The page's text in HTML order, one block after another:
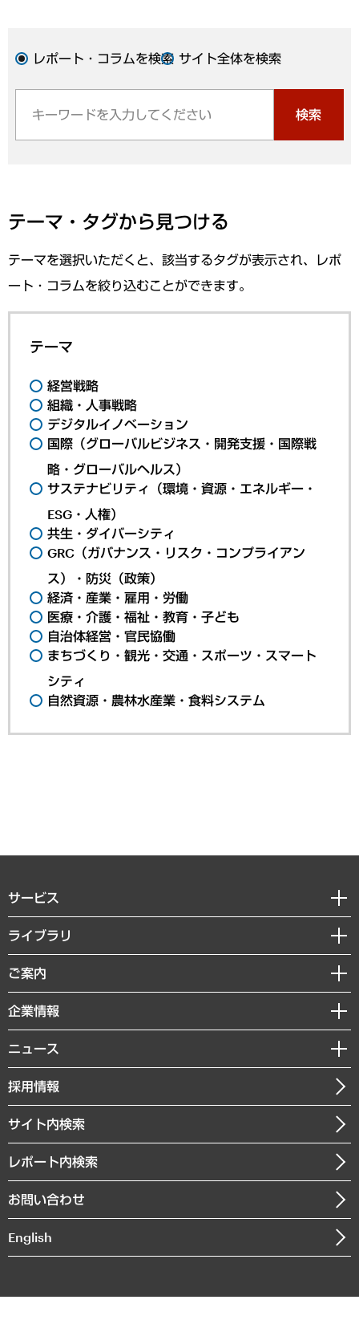
レポート・コラムを検索 サイト全体を検索
検索
テーマ・タグから見つける
テーマを選択いただくと、該当するタグが表示され、レポ
ート・コラムを絞り込むことができます。
テーマ
経営戦略
組織・人事戦略
デジタルイノベーション
国際（グローバルビジネス・開発支援・国際戦
略・グローバルヘルス）
サステナビリティ（環境・資源・エネルギー・
ESG・人権）
共生・ダイバーシティ
GRC（ガバナンス・リスク・コンプライアン
ス）・防災（政策）
経済・産業・雇用・労働
医療・介護・福祉・教育・子ども
自治体経営・官民協働
まちづくり・観光・交通・スポーツ・スマート
シティ
自然資源・農林水産業・食料システム
サービス
経営戦略
組織・人事戦略
デジタルイノベーション
共生・ダイバーシティ
GRC（ガバナンス・リスク・コンプライアンス）・防災（政策）
経済・産業・雇用・労働
まちづくり・観光・交通・スポーツ・スマートシティ
自然資源・農林水産業・食料システム
ライブラリ
経済調査
レポート
コラム
経営用語集
受託・受注実績（官公庁関連）
メディア掲載・出演
ご案内
セミナー・イベント情報
MUFGビジネスセミナー
受託案件情報
企業情報
私たちの想い
社長メッセージ
会社概要
沿革
組織図・本部部室紹介
インドネシア現地法人
個人情報保護方針
ニュース
ニュースリリース
お知らせ
採用情報
サイト内検索
レポート内検索
お問い合わせ
English